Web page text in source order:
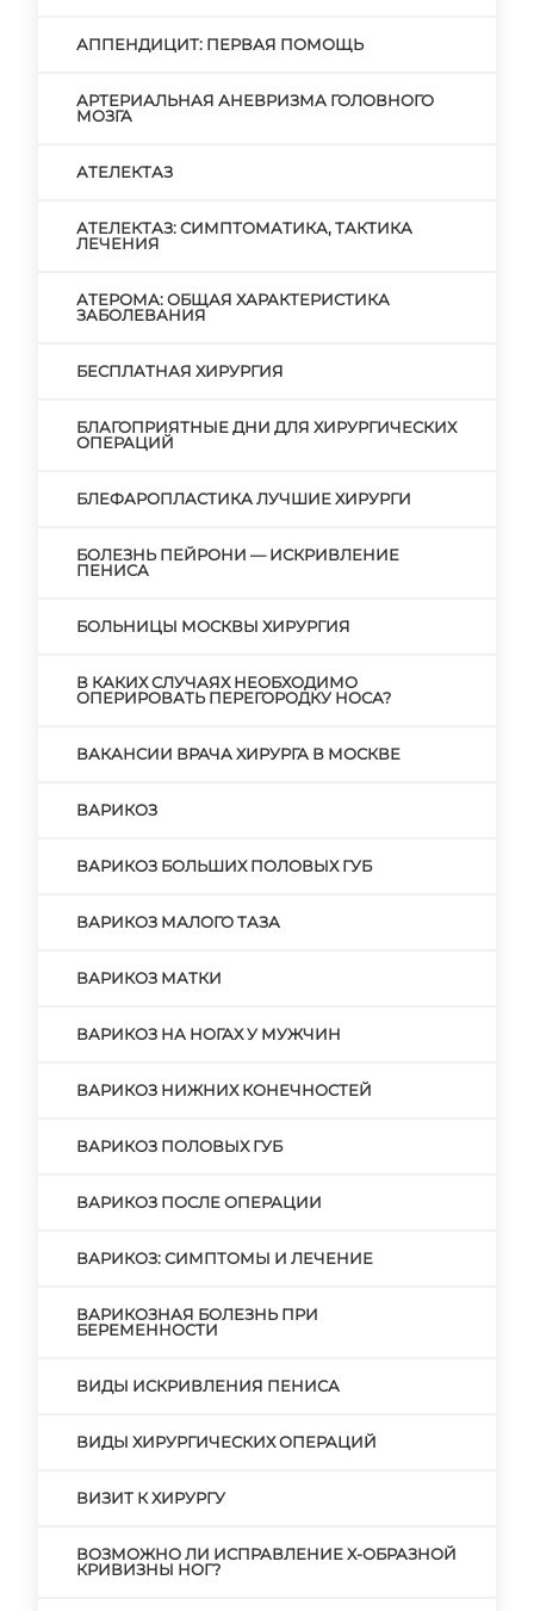
АППЕНДИЦИТ: ПЕРВАЯ ПОМОЩЬ
АРТЕРИАЛЬНАЯ АНЕВРИЗМА ГОЛОВНОГО
МОЗГА
АТЕЛЕКТАЗ
АТЕЛЕКТАЗ: СИМПТОМАТИКА, ТАКТИКА
ЛЕЧЕНИЯ
АТЕРОМА: ОБЩАЯ ХАРАКТЕРИСТИКА
ЗАБОЛЕВАНИЯ
БЕСПЛАТНАЯ ХИРУРГИЯ
БЛАГОПРИЯТНЫЕ ДНИ ДЛЯ ХИРУРГИЧЕСКИХ
ОПЕРАЦИЙ
БЛЕФАРОПЛАСТИКА ЛУЧШИЕ ХИРУРГИ
БОЛЕЗНЬ ПЕЙРОНИ — ИСКРИВЛЕНИЕ
ПЕНИСА
БОЛЬНИЦЫ МОСКВЫ ХИРУРГИЯ
В КАКИХ СЛУЧАЯХ НЕОБХОДИМО
ОПЕРИРОВАТЬ ПЕРЕГОРОДКУ НОСА?
ВАКАНСИИ ВРАЧА ХИРУРГА В МОСКВЕ
ВАРИКОЗ
ВАРИКОЗ БОЛЬШИХ ПОЛОВЫХ ГУБ
ВАРИКОЗ МАЛОГО ТАЗА
ВАРИКОЗ МАТКИ
ВАРИКОЗ НА НОГАХ У МУЖЧИН
ВАРИКОЗ НИЖНИХ КОНЕЧНОСТЕЙ
ВАРИКОЗ ПОЛОВЫХ ГУБ
ВАРИКОЗ ПОСЛЕ ОПЕРАЦИИ
ВАРИКОЗ: СИМПТОМЫ И ЛЕЧЕНИЕ
ВАРИКОЗНАЯ БОЛЕЗНЬ ПРИ
БЕРЕМЕННОСТИ
ВИДЫ ИСКРИВЛЕНИЯ ПЕНИСА
ВИДЫ ХИРУРГИЧЕСКИХ ОПЕРАЦИЙ
ВИЗИТ К ХИРУРГУ
ВОЗМОЖНО ЛИ ИСПРАВЛЕНИЕ Х-ОБРАЗНОЙ
КРИВИЗНЫ НОГ?